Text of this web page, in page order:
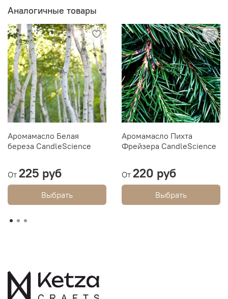
Аналогичные товары
Аромамасло Белая
береза CandleScience
От 225 руб
Выбрать
Аромамасло Пихта
Фрейзера CandleScience
От 220 руб
Выбрать